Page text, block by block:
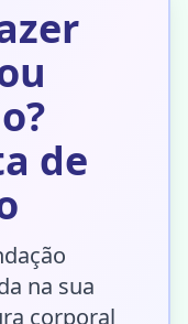
de
na sua
corporal